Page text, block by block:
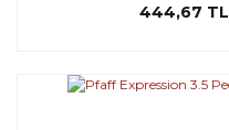
444,67 TL